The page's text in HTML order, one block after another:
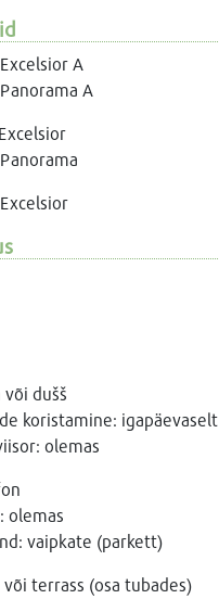
A
A
või dušš
koristamine: igapäevaselt
olemas
olemas
vaipkate (parkett)
või terrass (osa tubades)